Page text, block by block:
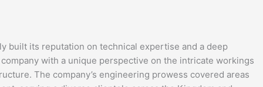
built its reputation on technical expertise and a deep
with a unique perspective on the intricate workings
The company’s engineering prowess covered areas